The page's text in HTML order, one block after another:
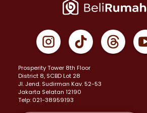
Properti Dijual di Jakarta Pusat >
Properti Dijual di Gambir >
Properti Dijual di Johar Baru >
Properti Dijual di Menteng >
Properti Dijual di Senen >
Properti Dijual di Tanah Abang >
Properti Dijual di Cikini >
Prosperity Tower 8th Floor
District 8, SCBD Lot 28
JI. Jend. Sudirman Kav. 52-53
Jakarta Selatan 12190
Telp: 021-38959193